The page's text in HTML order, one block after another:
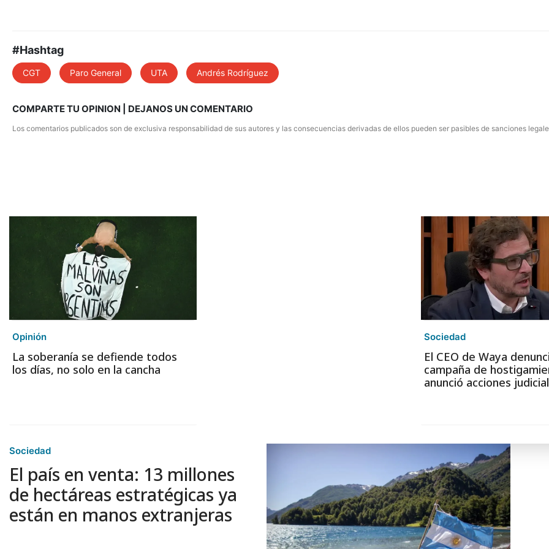
#Hashtag
CGT Paro General UTA Andrés Rodríguez
COMPARTE TU OPINION | DEJANOS UN COMENTARIO
Los comentarios publicados son de exclusiva responsabilidad de sus autores y las consecuencias derivadas de ellos pueden ser pasibles de sanciones
Opinión
La soberanía se defiende todos
los días, no solo en la cancha
Sociedad
El CEO de Waya
campaña de
anunció acciones
Sociedad
El país en venta: 13 millones
de hectáreas estratégicas ya
están en manos extranjeras